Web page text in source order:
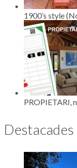
1900’s style
PROPIETARI,
Destacades